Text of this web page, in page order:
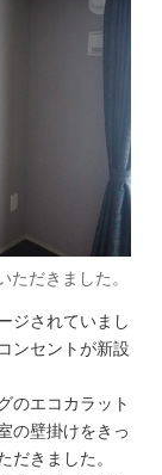
ただきました。
ジされていまし
ンセントが新設
のエコカラット
の壁掛けをきっ
だきました。